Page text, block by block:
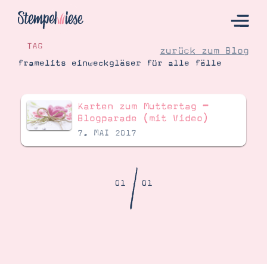
Hier Starten
Katalog
Bestellen
TAG
framelits einweckgläser für alle fälle
zurück zum Blog
Karten zum Muttertag –
Blogparade (mit Video)
7. MAI 2017
01/01